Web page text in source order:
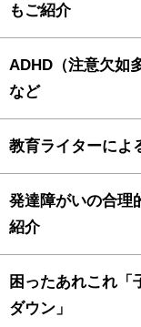
もご紹介
ADHD（注意欠如
など
教育ライターによ
発達障がいの合理
紹介
困ったあれこれ「
ダウン」